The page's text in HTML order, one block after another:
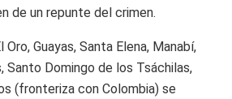
de un repunte del crimen.
Guayas, Santa Elena, Manabí,
Santo Domingo de los Tsáchilas,
(fronteriza con Colombia) se